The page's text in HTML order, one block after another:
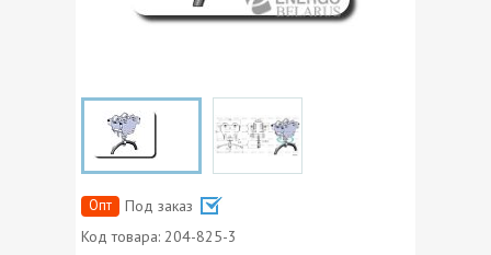
Опт
Под заказ
Код товара: 204-825-3